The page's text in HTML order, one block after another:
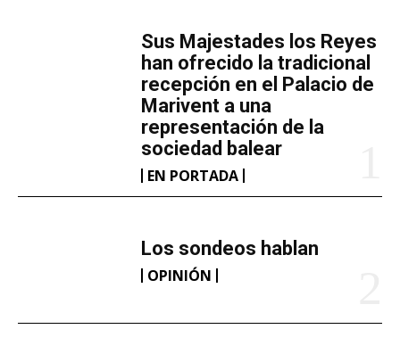
​Sus Majestades los Reyes
han ofrecido la tradicional
recepción en el Palacio de
Marivent​ a una
representación de la
sociedad balear
EN PORTADA
Los sondeos hablan
OPINIÓN